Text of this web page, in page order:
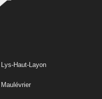
Lys-Haut-Layon
Maulévrier